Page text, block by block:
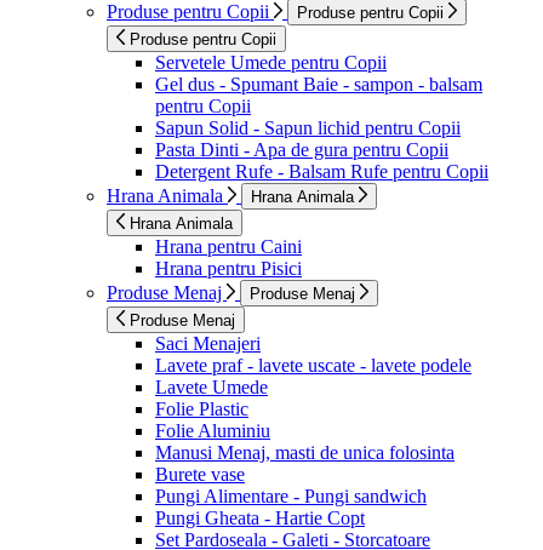
Produse pentru Copii
Produse pentru Copii
Produse pentru Copii
Servetele Umede pentru Copii
Gel dus - Spumant Baie - sampon - balsam
pentru Copii
Sapun Solid - Sapun lichid pentru Copii
Pasta Dinti - Apa de gura pentru Copii
Detergent Rufe - Balsam Rufe pentru Copii
Hrana Animala
Hrana Animala
Hrana Animala
Hrana pentru Caini
Hrana pentru Pisici
Produse Menaj
Produse Menaj
Produse Menaj
Saci Menajeri
Lavete praf - lavete uscate - lavete podele
Lavete Umede
Folie Plastic
Folie Aluminiu
Manusi Menaj, masti de unica folosinta
Burete vase
Pungi Alimentare - Pungi sandwich
Pungi Gheata - Hartie Copt
Set Pardoseala - Galeti - Storcatoare